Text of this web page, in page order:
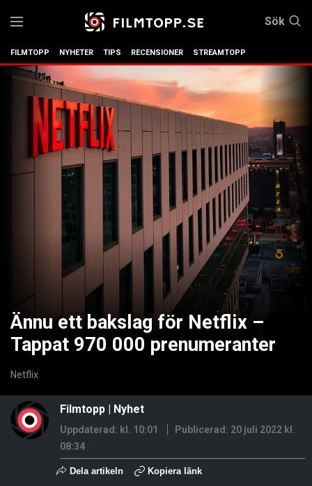
Sök
FILMTOPP NYHETER TIPS RECENSIONER STREAMTOPP
Ännu ett bakslag för Netflix –
Tappat 970 000 prenumeranter
Netflix
Filmtopp | Nyhet
Uppdaterad: kl. 10:01 Publicerad: 20 juli 2022 kl.
08:34
Dela artikeln Kopiera länk